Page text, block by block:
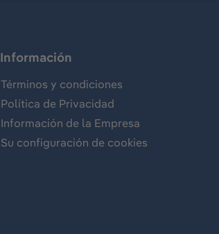
Información
Términos y condiciones
Política de Privacidad
Información de la Empresa
Su configuración de cookies